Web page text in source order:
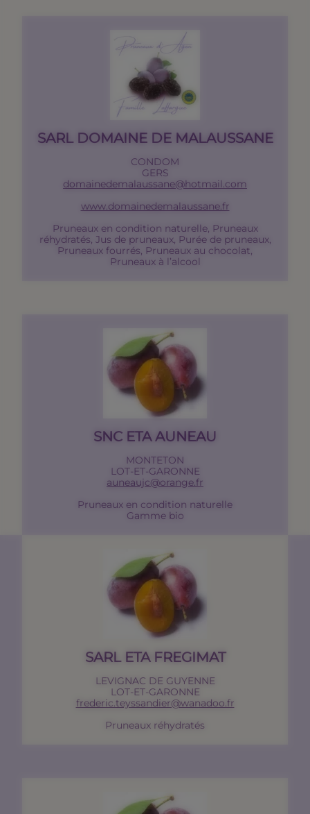
SARL DOMAINE DE MALAUSSANE
CONDOM
GERS
domainedemalaussane@hotmail.com
www.domainedemalaussane.fr
Pruneaux en condition naturelle, Pruneaux
réhydratés, Jus de pruneaux, Purée de pruneaux,
Pruneaux fourrés, Pruneaux au chocolat,
Pruneaux à l’alcool
SNC ETA AUNEAU
MONTETON
LOT-ET-GARONNE
auneaujc@orange.fr
Pruneaux en condition naturelle
Gamme bio
SARL ETA FREGIMAT
LEVIGNAC DE GUYENNE
LOT-ET-GARONNE
frederic.teyssandier@wanadoo.fr
Pruneaux réhydratés